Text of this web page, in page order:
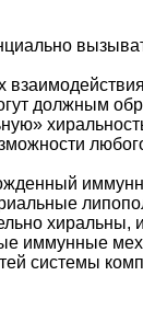
должным
иммунные
системы